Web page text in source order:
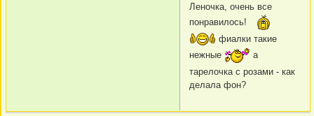
Леночка, очень все
понравилось!
фиалки такие
нежные
а
тарелочка с розами - как
делала фон?